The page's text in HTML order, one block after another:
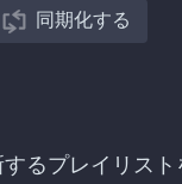
同期化する
るプレイリス